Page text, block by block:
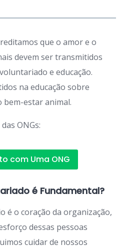
que o amor e o
devem ser transmitidos
e educação.
na educação sobre
bem-estar animal.
ONGs:
com Uma ONG
é Fundamental?
é o coração da organização,
dessas pessoas
cuidar de nossos